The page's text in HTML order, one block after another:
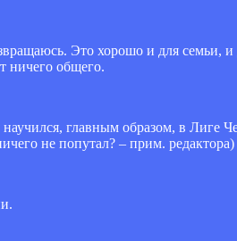
Это хорошо и для семьи,
ничего общего.
главным образом, в Лиге
не попутал? – прим. редактора)